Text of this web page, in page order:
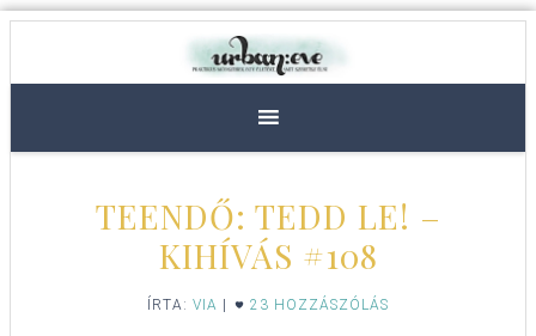
TEENDŐ: TEDD LE! –
KIHÍVÁS #108
ÍRTA: VIA 23 HOZZÁSZÓLÁS